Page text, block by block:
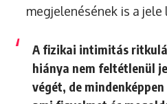
megjelenésének is a jele
A fizikai intimitás
hiánya nem feltétlenül
végét, de mindenképpen